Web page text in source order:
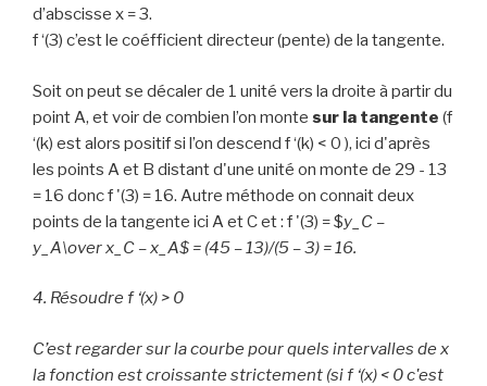
d’abscisse x = 3.
f ‘(3) c’est le coéfficient directeur (pente) de la tangente.
Soit on peut se décaler de 1 unité vers la droite à partir du
point A, et voir de combien l’on monte sur la tangente (f
‘(k) est alors positif si l’on descend f ‘(k) < 0 ), ici d'après
les points A et B distant d'une unité on monte de 29 - 13
= 16 donc f '(3) = 16. Autre méthode on connait deux
points de la tangente ici A et C et : f '(3) =$y_ C –
y_ A\overx_ C – x_ A$ = (45 – 13)/(5 – 3) = 16.
4. Résoudre f ‘(x) > 0
C’est regarder sur la courbe pour quels intervalles de x
la fonction est croissante strictement (si f ‘(x) < 0 c'est